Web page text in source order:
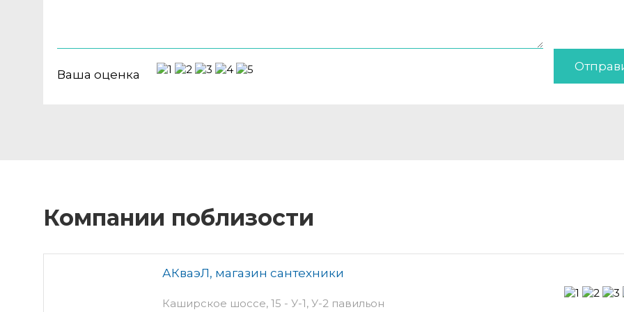
Ваша оценка
Компании поблизости
АКваэЛ, магазин сантехники
Каширское шоссе, 15 - У-1, У-2 павильон